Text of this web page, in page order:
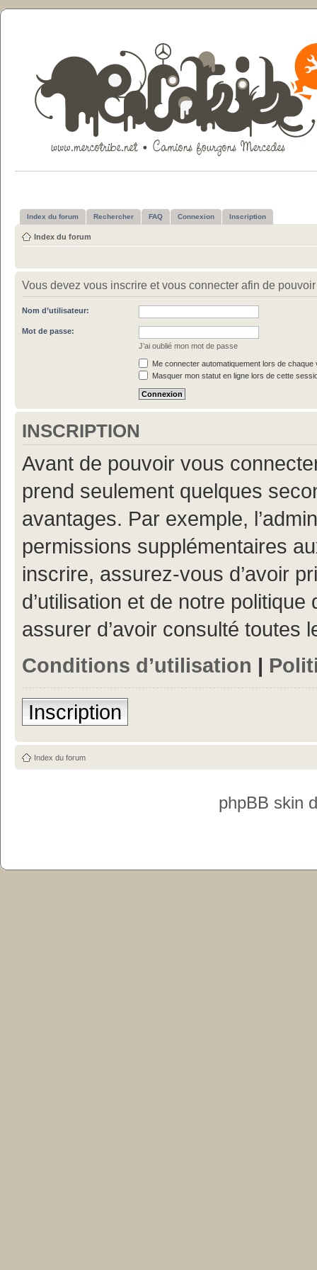
Index du forum Rechercher FAQ Connexion Inscription
Index du forum
Vous devez vous inscrire et vous connecter afin de
Nom d’utilisateur:
Mot de passe:
J’ai oublié mon mot de passe
Me connecter automatiquement lors de chaque
Masquer mon statut en ligne lors de cette
INSCRIPTION
Avant de pouvoir vous
prend seulement quelques
avantages. Par exemple,
permissions supplémentaires
inscrire, assurez-vous d’avoir
d’utilisation et de notre
assurer d’avoir consulté toutes
Conditions d’utilisation |
Inscription
Index du forum
phpBB skin